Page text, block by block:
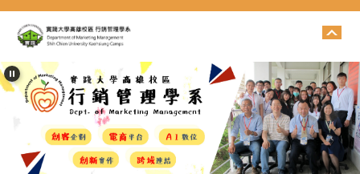
跳
要
內
容